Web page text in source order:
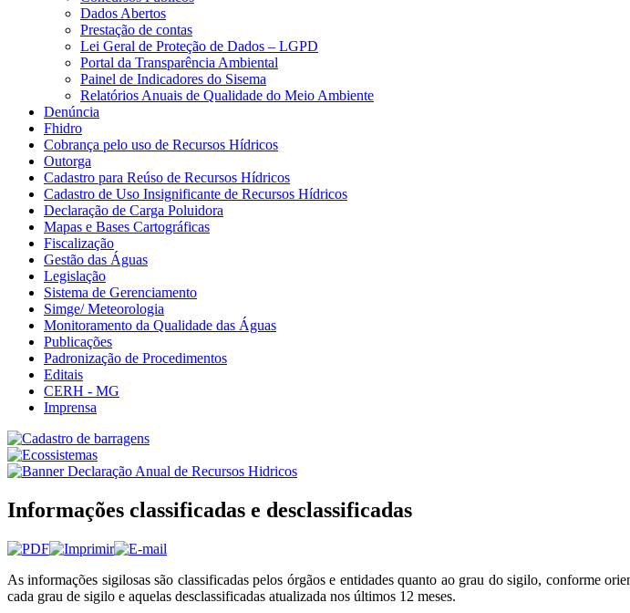
Dados Abertos
Prestação de contas
Lei Geral de Proteção de Dados – LGPD
Portal da Transparência Ambiental
Painel de Indicadores do Sisema
Relatórios Anuais de Qualidade do Meio Ambiente
Denúncia
Fhidro
Cobrança pelo uso de Recursos Hídricos
Outorga
Cadastro para Reúso de Recursos Hídricos
Cadastro de Uso Insignificante de Recursos Hídricos
Declaração de Carga Poluidora
Mapas e Bases Cartográficas
Fiscalização
Gestão das Águas
Legislação
Sistema de Gerenciamento
Simge/ Meteorologia
Monitoramento da Qualidade das Águas
Publicações
Padronização de Procedimentos
Editais
CERH - MG
Imprensa
Informações classificadas e desclassificadas
As informações sigilosas são classificadas pelos órgãos e entidades quanto ao grau do sigilo, conforme
cada grau de sigilo e aquelas desclassificadas atualizada nos últimos 12 meses.